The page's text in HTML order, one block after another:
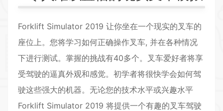
Forklift Simulator 2019 让你坐在一个现实的叉车的
座位上。您将学习如何正确操作叉车, 并在各种情况
下进行测试。掌握的挑战有40多个。叉车爱好者将享
受驾驶的逼真外观和感觉。初学者将很快学会如何驾
驶这些强大的机器。无论您的技术水平或兴趣水平
Forklift Simulator 2019 将提供一个有趣的叉车驾驶